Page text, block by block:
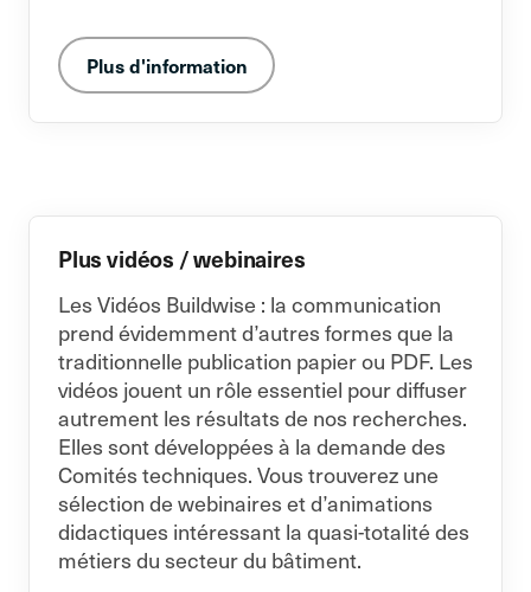
Plus d'information
Plus vidéos / webinaires
Les Vidéos Buildwise : la communication
prend évidemment d’autres formes que la
traditionnelle publication papier ou PDF. Les
vidéos jouent un rôle essentiel pour diffuser
autrement les résultats de nos recherches.
Elles sont développées à la demande des
Comités techniques. Vous trouverez une
sélection de webinaires et d’animations
didactiques intéressant la quasi-totalité des
métiers du secteur du bâtiment.